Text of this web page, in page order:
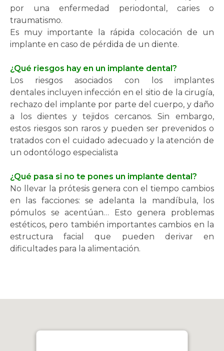
por una enfermedad periodontal, caries o
traumatismo.
Es muy importante la rápida colocación de un
implante en caso de pérdida de un diente.
¿Qué riesgos hay en un implante dental?
Los riesgos asociados con los implantes
dentales incluyen infección en el sitio de la cirugía,
rechazo del implante por parte del cuerpo, y daño
a los dientes y tejidos cercanos. Sin embargo,
estos riesgos son raros y pueden ser prevenidos o
tratados con el cuidado adecuado y la atención de
un odontólogo especialista
¿Qué pasa si no te pones un implante dental?
No llevar la prótesis genera con el tiempo cambios
en las facciones: se adelanta la mandíbula, los
pómulos se acentúan… Esto genera problemas
estéticos, pero también importantes cambios en la
estructura facial que pueden derivar en
dificultades para la alimentación.